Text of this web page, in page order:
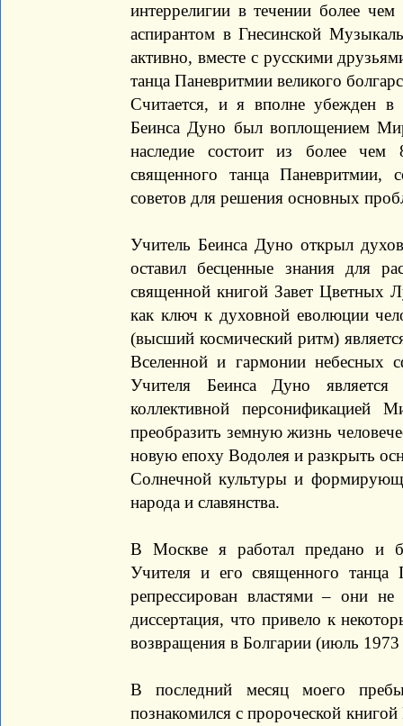
интеррелигии в течении более
аспирантом в Гнесинской
активно, вместе с русскими
танца Паневритмии великого
Считается, и я вполне убежден в
Беинса Дуно был воплощением
наследие состоит из более
священного танца Паневритмии,
советов для решения основных
Учитель Беинса Дуно открыл
оставил бесценные знания для
священной книгой Завет Цветных
как ключ к духовной еволюции
(высший космический ритм)
Вселенной и гармонии
Учителя Беинса Дуно
коллективной персонификацией
преобразить земную жизнь
новую епоху Водолея и разкрыть
Солнечной культуры и
народа и славянства.
В Москве я работал предано и
Учителя и его священного
репрессирован властями – они
диссертация, что привело к
возвращения в Болгарии (июль 1973
В последний месяц моего
познакомился с пророческой